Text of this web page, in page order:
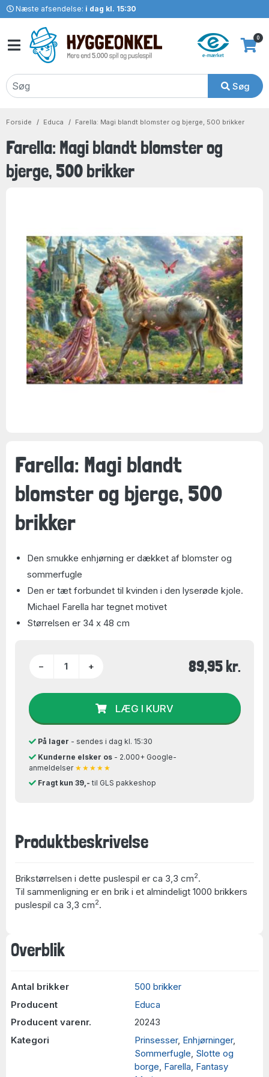
Næste afsendelse: i dag kl. 15:30
Søg
0
Forside Educa Farella: Magi blandt blomster og bjerge, 500 brikker
Farella: Magi blandt blomster og
bjerge, 500 brikker
Overblik
Antal brikker
500 brikker
Producent
Educa
Producent varenr.
20243
Kategori
Prinsesser, Enhjørninger,
Sommerfugle Slotte og
borge Farella Fantasy
Farella: Magi blandt
blomster og bjerge, 500
brikker
Den smukke enhjørning er dækket af blomster og
sommerfugle
Den er tæt forbundet til kvinden i den lyserøde kjole.
Michael Farella har tegnet motivet
Størrelsen er 34 x 48 cm
− + 89,95 kr.
LÆG I KURV
På lager - sendes i dag kl. 15:30
Kunderne elsker os- 2.000+ Google-
anmeldelser ★★★★★
Fragt kun 39,- til GLS pakkeshop
Produktbeskrivelse
Brikstørrelsen i dette puslespil er ca 3,3 cm2.
Til sammenligning er en brik i et almindeligt 1000 brikkers
puslespil ca 3,3 cm2.